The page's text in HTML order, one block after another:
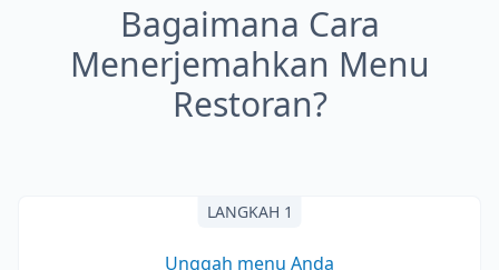
Bagaimana Cara
Menerjemahkan Menu
Restoran?
LANGKAH 1
Unggah menu Anda